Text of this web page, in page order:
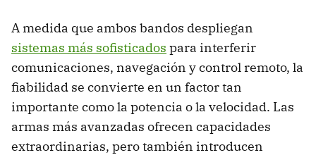
A medida que ambos bandos despliegan
sistemas más sofisticados para interferir
comunicaciones, navegación y control remoto, la
fiabilidad se convierte en un factor tan
importante como la potencia o la velocidad. Las
armas más avanzadas ofrecen capacidades
extraordinarias, pero también introducen